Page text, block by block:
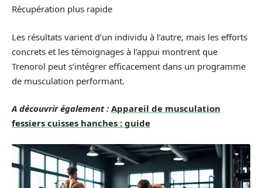
Récupération plus rapide
Les résultats varient d’un individu à l’autre, mais les efforts
concrets et les témoignages à l’appui montrent que
Trenorol peut s’intégrer efficacement dans un programme
de musculation performant.
A découvrir également : Appareil de musculation
fessiers cuisses hanches : guide